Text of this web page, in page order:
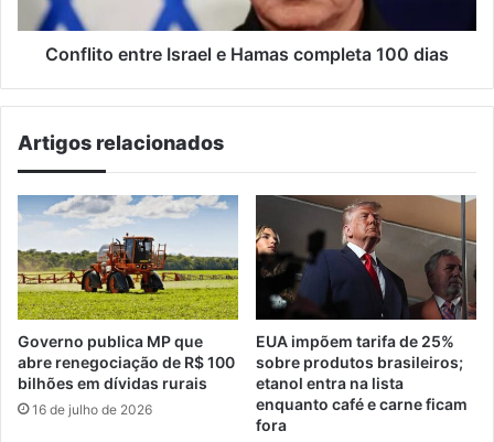
Conflito entre Israel e Hamas completa 100 dias
Artigos relacionados
Governo publica MP que
abre renegociação de R$ 100
bilhões em dívidas rurais
16 de julho de 2026
EUA impõem tarifa de 25%
sobre produtos brasileiros;
etanol entra na lista
enquanto café e carne ficam
fora